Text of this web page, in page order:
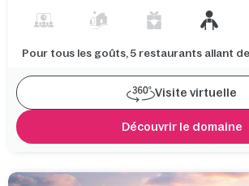
Pour tous les goûts, 5 restaurants allant
Visite virtuelle
Découvrir le domaine